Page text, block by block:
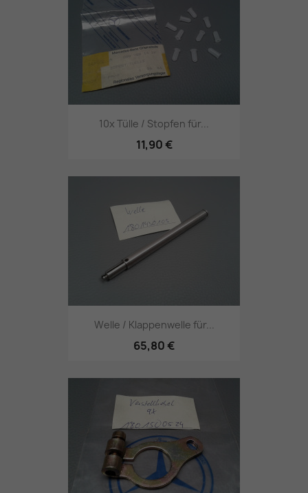
10x Tülle / Stopfen für...
11,90 €
Welle / Klappenwelle für...
65,80 €